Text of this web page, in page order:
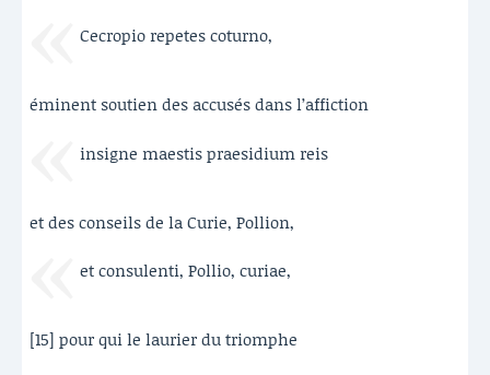
Cecropio repetes coturno,
éminent soutien des accusés dans l’affiction
insigne maestis praesidium reis
et des conseils de la Curie, Pollion,
et consulenti, Pollio, curiae,
[15] pour qui le laurier du triomphe